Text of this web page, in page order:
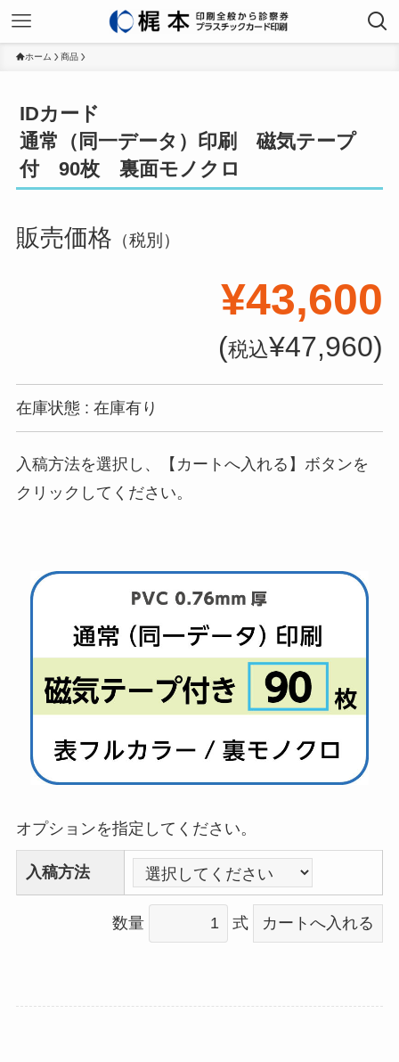
ホーム 商品
IDカード
通常（同一データ）印刷 磁気テープ
付 90枚 裏面モノクロ
販売価格 （税別）
¥43,600
(税込¥47,960)
在庫状態 : 在庫有り
入稿方法を選択し、【カートへ入れる】ボタンを
クリックしてください。
オプションを指定してください。
入稿方法
数量 式